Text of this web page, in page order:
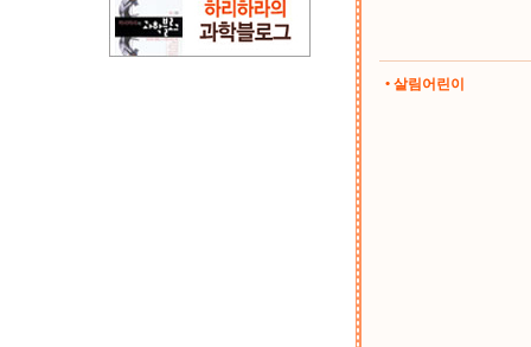
• 살림어린이